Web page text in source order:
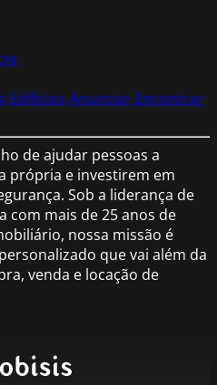
Edifícios Anunciar Encontrar
de ajudar pessoas a
própria e investirem em
Sob a liderança de
com mais de 25 anos de
nossa missão é
que vai além da
venda e locação de